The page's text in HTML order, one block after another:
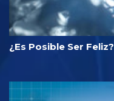
¿Es Posible Ser Feliz?